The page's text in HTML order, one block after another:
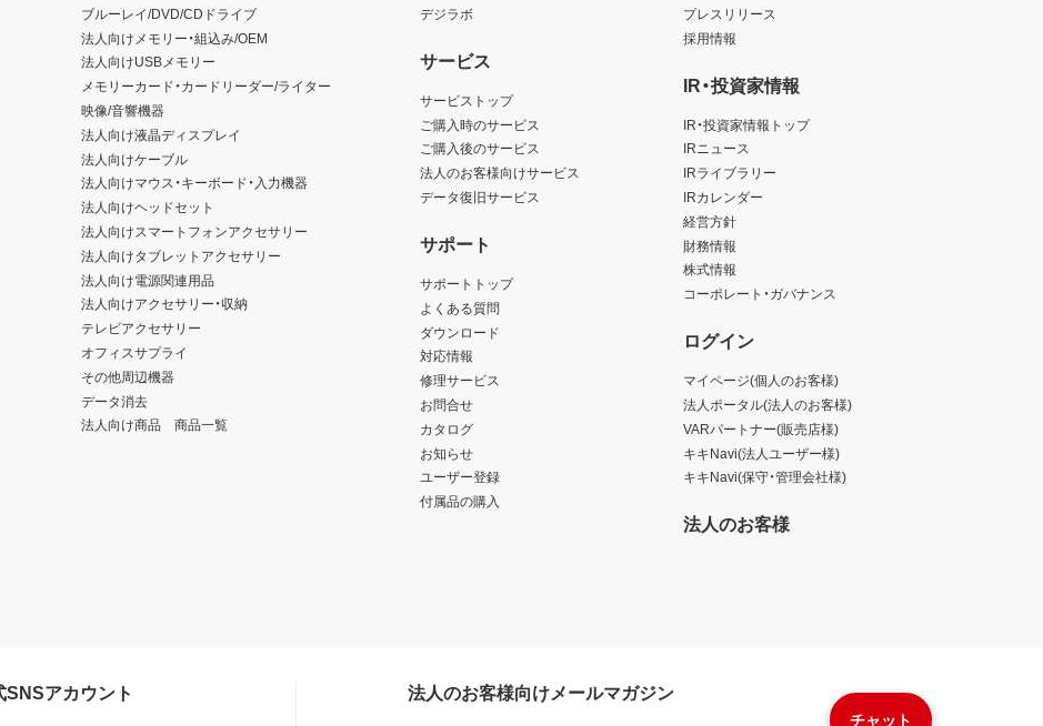
チャット
ブルーレイ/DVD/CDドライブ
法人向けメモリー・組込み/OEM
法人向けUSBメモリー
メモリーカード・カードリーダー/ライター
映像/音響機器
法人向け液晶ディスプレイ
法人向けケーブル
法人向けマウス・キーボード・入力機器
法人向けヘッドセット
法人向けスマートフォンアクセサリー
法人向けタブレットアクセサリー
法人向け電源関連用品
法人向けアクセサリー・収納
テレビアクセサリー
オフィスサプライ
その他周辺機器
データ消去
法人向け商品 商品一覧
デジラボ
サービス
サービストップ
ご購入時のサービス
ご購入後のサービス
法人のお客様向けサービス
データ復旧サービス
サポート
サポートトップ
よくある質問
ダウンロード
対応情報
修理サービス
お問合せ
カタログ
お知らせ
ユーザー登録
付属品の購入
プレスリリース
採用情報
IR・投資家情報
IR・投資家情報トップ
IRニュース
IRライブラリー
IRカレンダー
経営方針
財務情報
株式情報
コーポレート・ガバナンス
ログイン
マイページ(個人のお客様)
法人ポータル(法人のお客様)
VARパートナー(販売店様)
キキNavi(法人ユーザー様)
キキNavi(保守・管理会社様)
法人のお客様
SNSアカウント 法人のお客様向けメールマガジン